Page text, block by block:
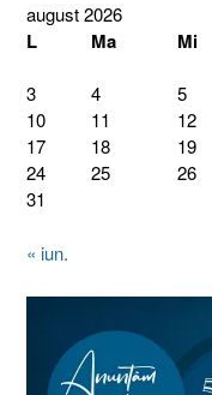
august 2026
L Ma Mi
3
4 5
10
11 12
17
18 19
24
25 26
31
« iun.